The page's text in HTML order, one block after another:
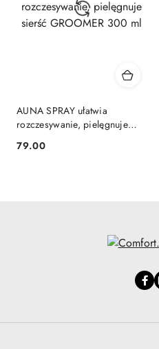
AUNA SPRAY ułatwia
rozczesywanie, pielęgnuje
Cena:
79.00